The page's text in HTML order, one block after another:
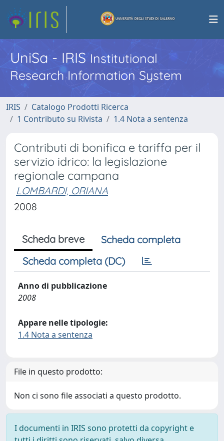
UniSa - IRISInstitutional
Research Information System
IRIS
Catalogo Prodotti Ricerca
1 Contributo su Rivista
1.4 Nota a sentenza
Contributi di bonifica e tariffa per il
servizio idrico: la legislazione
regionale campana
LOMBARDI, ORIANA
2008
Scheda breve
Scheda completa
Scheda completa (DC)
Anno di pubblicazione
2008
Appare nelle tipologie:
1.4 Nota a sentenza
File in questo prodotto:
Non ci sono file associati a questo prodotto.
I documenti in IRIS sono protetti da copyright e